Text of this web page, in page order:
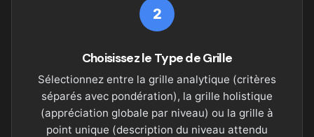
2
Choisissez le Type de Grille
Sélectionnez entre la grille analytique (critères
séparés avec pondération), la grille holistique
(appréciation globale par niveau) ou la grille à
point unique (description du niveau attendu